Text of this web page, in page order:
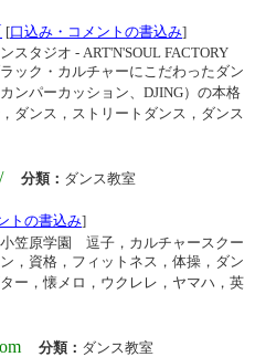
[口込み・コメントの書込み]
スタジオ - ART'N'SOUL FACTORY
ック・カルチャーにこだわったダン
ンパーカッション、DJING）の本格
ダンス，ストリートダンス，ダンス
分類： ダンス教室
トの書込み]
笠原学園 逗子，カルチャースクー
，資格，フィットネス，体操，ダン
ー，懐メロ，ウクレレ，ヤマハ，英
分類： ダンス教室